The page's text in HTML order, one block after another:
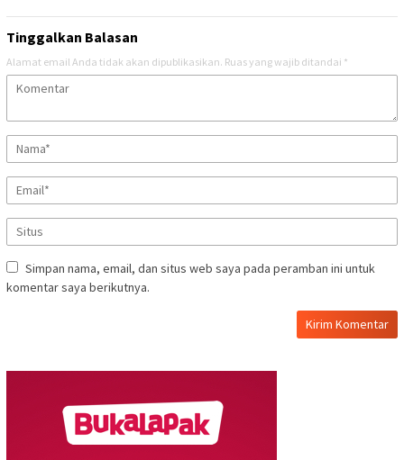
Tinggalkan Balasan
Alamat email Anda tidak akan dipublikasikan. Ruas yang wajib ditandai *
Simpan nama, email, dan situs web saya pada peramban ini untuk
komentar saya berikutnya.